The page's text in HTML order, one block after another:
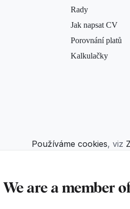
Rady
Jak napsat CV
Porovnání platů
Kalkulačky
Používáme cookies, viz
We are a member